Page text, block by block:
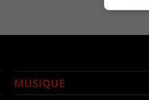
MUSIQUE